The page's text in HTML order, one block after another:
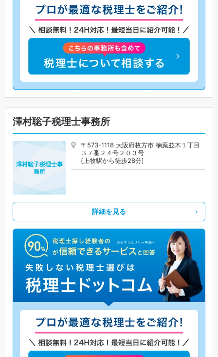
澤村聡子税理士事務所
〒573-1118 大阪府枚方市 楠葉並木１丁目
３７番２４号２０３号
(上牧駅から徒歩28分)
澤村聡子税理士事
務所
詳細を見る